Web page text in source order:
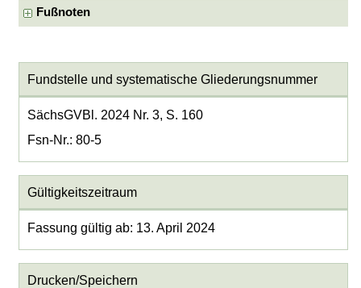
Fußnoten
Fundstelle und systematische Gliederungsnummer
SächsGVBl. 2024 Nr. 3, S. 160
Fsn-Nr.: 80-5
Gültigkeitszeitraum
Fassung gültig ab: 13. April 2024
Drucken/Speichern